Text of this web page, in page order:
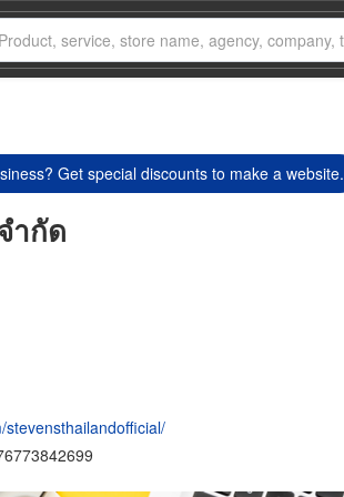
Get special discounts to make a website.
ำกัด
stevensthailandofficial/